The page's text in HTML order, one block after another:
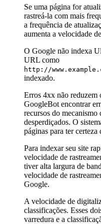
Se uma página for
rastreá-la com mais
a frequência de
aumenta a velocidade
O Google não indexa
URL como
http://
indexado.
Erros 4xx não reduzem
GoogleBot encontrar
recursos do mecanismo
desperdiçados. O
páginas para ter certeza
Para indexar seu site
velocidade de
tiver alta largura de
velocidade de
Google.
A velocidade de
classificações. Esses
varredura e a